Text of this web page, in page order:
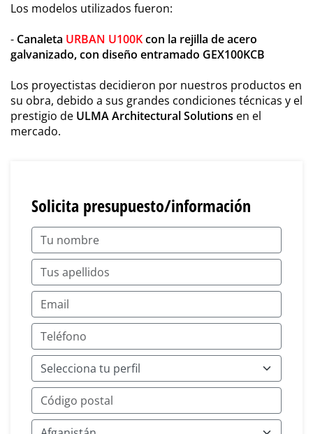
Los modelos utilizados fueron:
- Canaleta URBAN U100Kcon la rejilla de acero
galvanizado, con diseño entramado GEX100KCB
Los proyectistas decidieron por nuestros productos en
su obra, debido a sus grandes condiciones técnicas y el
prestigio de ULMA Architectural Solutions en el
mercado.
Solicita presupuesto/información